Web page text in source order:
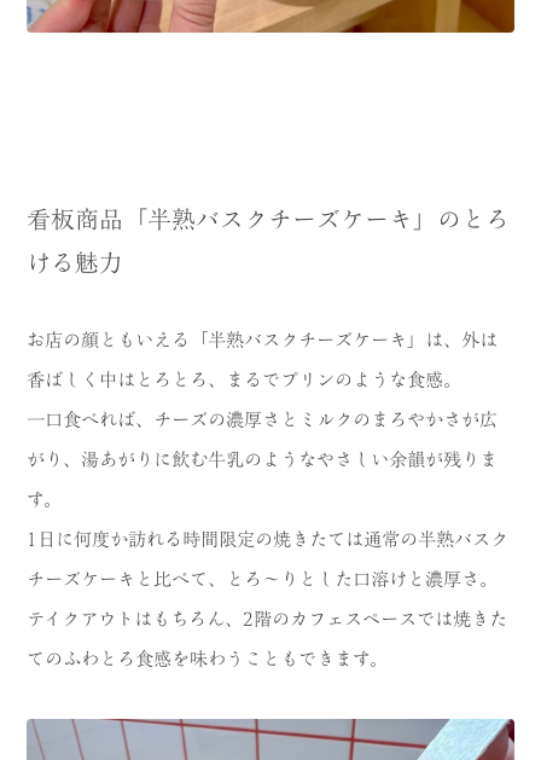
看板商品「半熟バスクチーズケーキ」のとろ
ける魅力
お店の顔ともいえる「半熟バスクチーズケーキ」は、外は
香ばしく中はとろとろ、まるでプリンのような食感。
一口食べれば、チーズの濃厚さとミルクのまろやかさが広
がり、湯あがりに飲む牛乳のようなやさしい余韻が残りま
す。
1日に何度か訪れる時間限定の焼きたては通常の半熟バスク
チーズケーキと比べて、とろ～りとした口溶けと濃厚さ。
テイクアウトはもちろん、2階のカフェスペースでは焼きた
てのふわとろ食感を味わうこともできます。